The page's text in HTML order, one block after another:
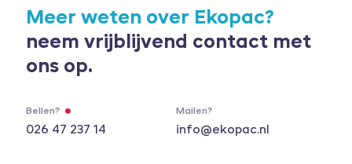
Meer weten over Ekopac?
neem vrijblijvend contact met
ons op.
Bellen?
026 47 237 14
Mailen?
info@ekopac.nl